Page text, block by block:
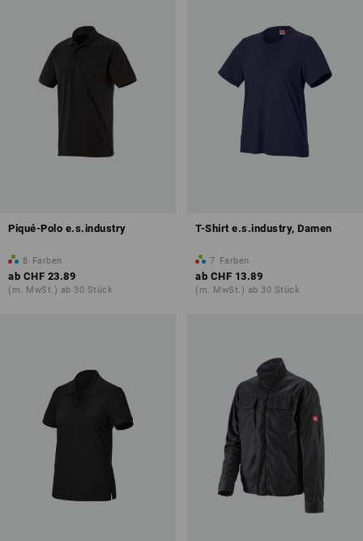
Piqué-Polo e.s.industry
8 Farben
ab CHF 23.89
(m. MwSt.) ab 30 Stück
T-Shirt e.s.industry, Damen
7 Farben
ab CHF 13.89
(m. MwSt.) ab 30 Stück